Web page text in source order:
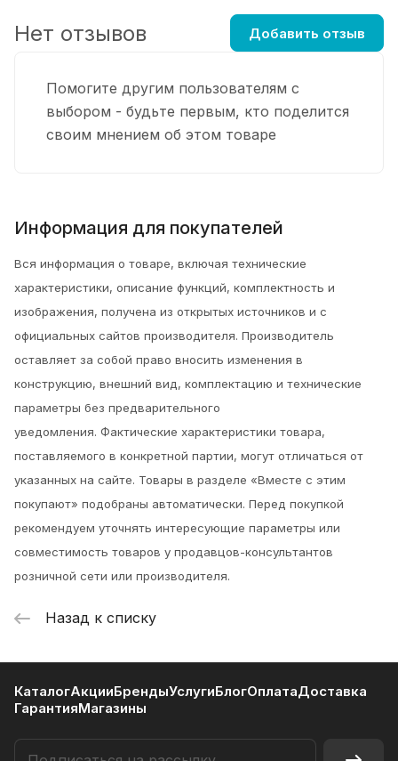
Помогите другим пользователям с
выбором - будьте первым, кто поделится
своим мнением об этом товаре
Нет отзывов Добавить отзыв
Информация для покупателей
Вся информация о товаре, включая технические
характеристики, описание функций, комплектность и
изображения, получена из открытых источников и с
официальных сайтов производителя. Производитель
оставляет за собой право вносить изменения в
конструкцию, внешний вид, комплектацию и технические
параметры без предварительного
уведомления. Фактические характеристики товара,
поставляемого в конкретной партии, могут отличаться от
указанных на сайте. Товары в разделе «Вместе с этим
покупают» подобраны автоматически. Перед покупкой
рекомендуем уточнять интересующие параметры или
совместимость товаров у продавцов-консультантов
розничной сети или производителя.
Назад к списку
КаталогАкцииБрендыУслугиБлогОплатаДоставка
ГарантияМагазины